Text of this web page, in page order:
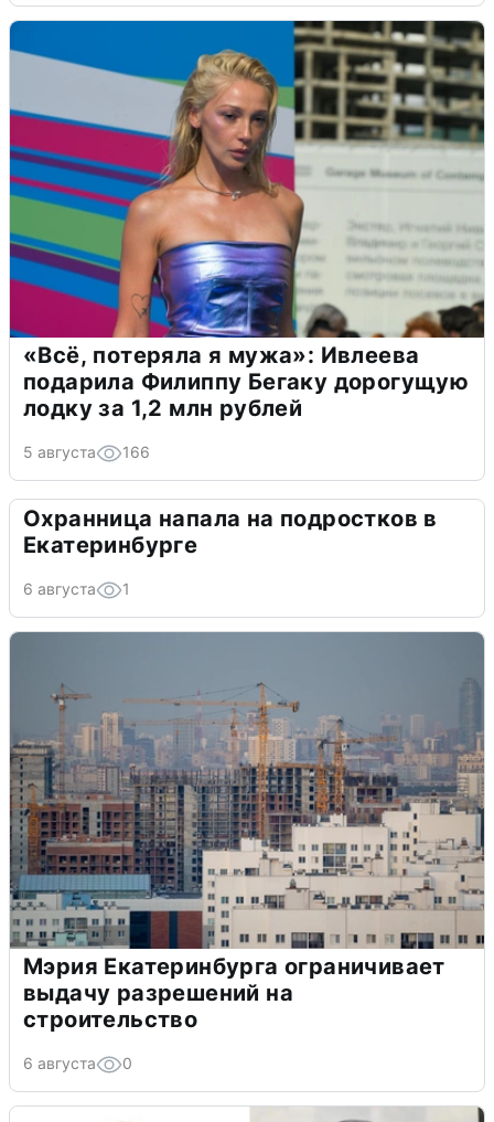
«Всё, потеряла я мужа»: Ивлеева
подарила Филиппу Бегаку дорогущую
лодку за 1,2 млн рублей
5 августа 166
Охранница напала на подростков в
Екатеринбурге
6 августа 1
Мэрия Екатеринбурга ограничивает
выдачу разрешений на
строительство
6 августа 0